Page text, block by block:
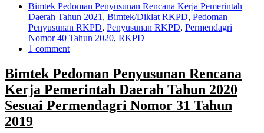
Bimtek Pedoman Penyusunan Rencana Kerja Pemerintah
Daerah Tahun 2021 , Bimtek/Diklat RKPD, Pedoman
Penyusunan RKPD, Penyusunan RKPD, Permendagri
Nomor 40 Tahun 2020, RKPD
1 comment
Bimtek Pedoman Penyusunan Rencana
Kerja Pemerintah Daerah Tahun 2020
Sesuai Permendagri Nomor 31 Tahun
2019